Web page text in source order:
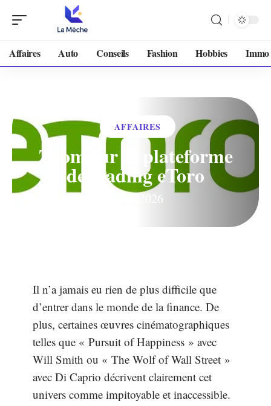
Affaires Auto Conseils Fashion Hobbies Immo
AFFAIRES
Zoom sur la plateforme
de trading eToro
16/05/2026
Il n’a jamais eu rien de plus difficile que
d’entrer dans le monde de la finance. De
plus, certaines œuvres cinématographiques
telles que « Pursuit of Happiness » avec
Will Smith ou « The Wolf of Wall Street »
avec Di Caprio décrivent clairement cet
univers comme impitoyable et inaccessible.